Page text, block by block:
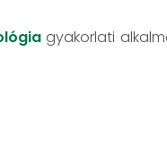
gyakorlati